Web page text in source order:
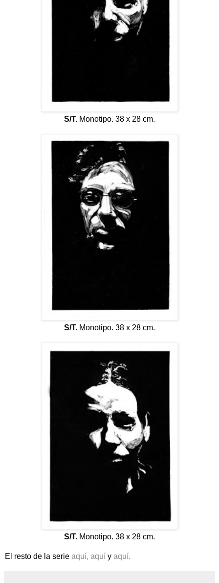
S/T. Monotipo. 38 x 28 cm.
S/T. Monotipo. 38 x 28 cm.
S/T. Monotipo. 38 x 28 cm.
El resto de la serie aquí, aquí y aquí.